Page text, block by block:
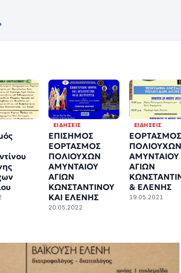
ΕΙΔΉΣΕΙΣ
ΕΠΙΣΗΜΟΣ
ΕΟΡΤΑΣΜΟΣ
ΠΟΛΙΟΥΧΩΝ
ΑΜΥΝΤΑΙΟΥ
ΑΓΙΩΝ
ΚΩΝΣΤΑΝΤΙΝΟΥ
ΚΑΙ ΕΛΕΝΗΣ
20.05.2022
ΕΙΔΉΣΕΙΣ
ΕΟΡΤΑΣΜΟΣ
ΠΟΛΙΟΥΧΩΝ
ΑΜΥΝΤΑΙΟΥ
ΑΓΙΩΝ
& ΕΛΕΝΗΣ
19.05.2021